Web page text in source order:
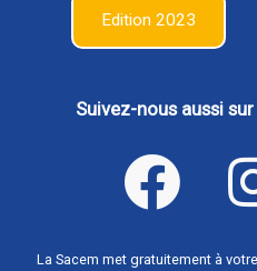
Edition 2023
Suivez-nous aussi
La Sacem met gratuitement à